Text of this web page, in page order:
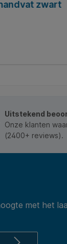
zwart
Uitstekend
Onze klanten
(2400+ reviews).
met het